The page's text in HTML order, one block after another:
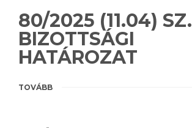
80/2025 (11.04) SZ.
BIZOTTSÁGI
HATÁROZAT
TOVÁBB